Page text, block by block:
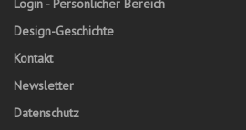
Login - Persönlicher Bereich
Design-Geschichte
Kontakt
Newsletter
Datenschutz